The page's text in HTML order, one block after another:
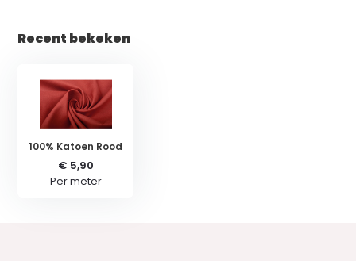
Recent bekeken
100% Katoen Rood
€ 5,90
Per meter